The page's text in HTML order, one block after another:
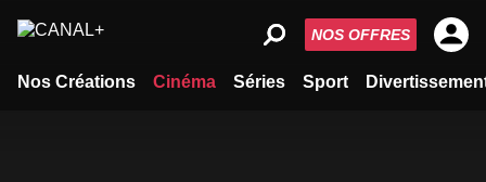
Nos Créations Cinéma Séries Sport
NOS OFFRES